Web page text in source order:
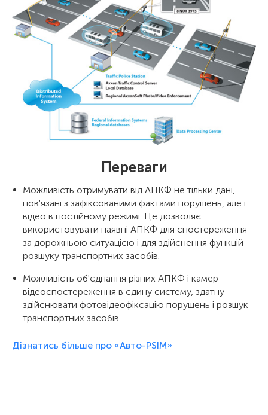
Переваги
Можливість отримувати від АПКФ не тільки дані,
пов'язані з зафіксованими фактами порушень, але і
відео в постійному режимі. Це дозволяє
використовувати наявні АПКФ для спостереження
за дорожньою ситуацією і для здійснення функцій
розшуку транспортних засобів.
Можливість об'єднання різних АПКФ і камер
відеоспостереження в єдину систему, здатну
здійснювати фотовідеофіксацію порушень і розшук
транспортних засобів.
Дізнатись більше про «Авто-PSIM»